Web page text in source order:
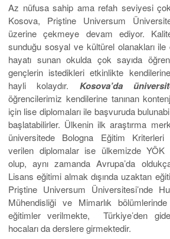
Az nüfusa sahip ama refah seviyesi
Kosova, Priştine Universum
üzerine çekmeye devam ediyor.
sunduğu sosyal ve kültürel olanakları
hayatı sunan okulda çok sayıda
gençlerin istedikleri etkinlikte
hayli kolaydır. Kosova’da
öğrencilerimiz kendilerine tanınan
için lise diplomaları ile başvuruda
başlatabilirler. Ülkenin ilk araştırma
üniversitede Bologna Eğitim Kriterleri
verilen diplomalar ise ülkemizde YÖK
olup, aynı zamanda Avrupa’da
Lisans eğitimi almak dışında uzaktan
Priştine Universum Üniversitesi’nde
Mühendisliği ve Mimarlık
eğitimler verilmekte, Türkiye’den
hocaları da derslere girmektedir.